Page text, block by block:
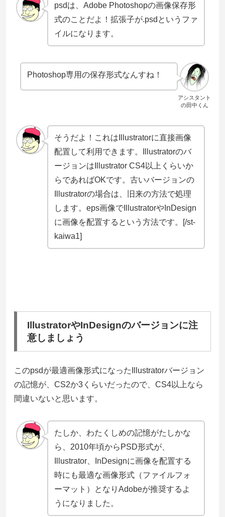
psdは、Adobe Photoshopの画像保存形
式のことだよ！拡張子が.psdというファ
イルになります。
アシスタント
の田中くん
Photoshop専用の保存形式なんすね！
そうだよ！これはIllustratorに直接画像
配置して利用できます。Illustratorのバ
ージョンはIllustrator CS4以上くらいか
らであればOKです。古いバージョンの
Illustratorの場合は、旧来の方法で処理
します。eps画像でIllustratorやInDesign
に画像を配置するという方法です。[/st-
kaiwa1]
IllustratorやInDesignのバージョンに注
意しましょう
このpsdが最適画像形式になったIllustratorバージョン
の記憶が、CS2か3くらいだったので、CS4以上なら
間違いないと思います。
たしか、わたくしめの記憶がたしかな
ら、2010年頃から PSD形式が、
Illustrator、InDesignに画像を配置する
時にも最適な画像形式（ファイルフォ
ーマット）となりAdobeが推奨するよ
うになりました。